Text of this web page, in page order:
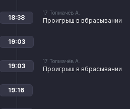
17 Толмачёв А.
Проигрыш в вбрасывании
18:38
19:03
17 Толмачёв А.
Проигрыш в вбрасывании
19:03
19:16